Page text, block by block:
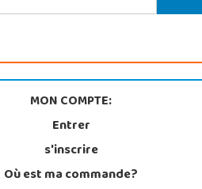
MON COMPTE:
Entrer
s'inscrire
Où est ma commande?